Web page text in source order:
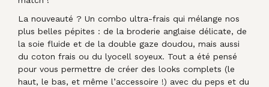
La nouveauté ? Un combo ultra-frais qui mélange nos
plus belles pépites : de la broderie anglaise délicate, de
la soie fluide et de la double gaze doudou, mais aussi
du coton frais ou du lyocell soyeux. Tout a été pensé
pour vous permettre de créer des looks complets (le
haut, le bas, et même l’accessoire !) avec du peps et du